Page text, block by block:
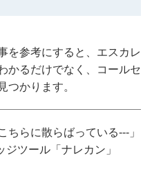
を参考にすると、エスカレ
かるだけでなく、コールセ
つかります。
ちらに散らばっている---」
ジツール「ナレカン」